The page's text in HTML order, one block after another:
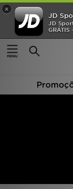
×
JD
JD
Página principal
122 produtos
INÍCIO
Promoções